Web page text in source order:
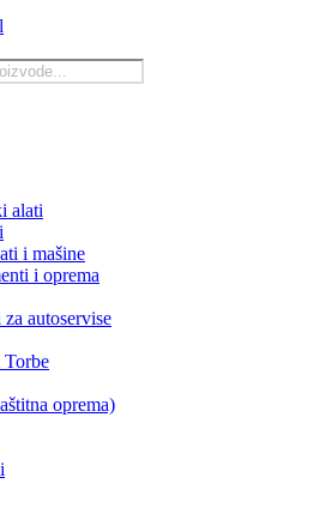
alati
i mašine
i oprema
autoservise
oprema)